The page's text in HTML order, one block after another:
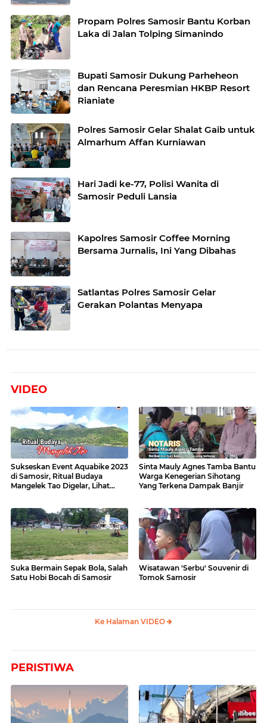
Propam Polres Samosir Bantu Korban
Laka di Jalan Tolping Simanindo
Bupati Samosir Dukung Parheheon
dan Rencana Peresmian HKBP Resort
Rianiate
Polres Samosir Gelar Shalat Gaib untuk
Almarhum Affan Kurniawan
Hari Jadi ke-77, Polisi Wanita di
Samosir Peduli Lansia
Kapolres Samosir Coffee Morning
Bersama Jurnalis, Ini Yang Dibahas
Satlantas Polres Samosir Gelar
Gerakan Polantas Menyapa
VIDEO
Sukseskan Event Aquabike 2023
di Samosir, Ritual Budaya
Mangelek Tao Digelar, Lihat
Sinta Mauly Agnes Tamba Bantu
Warga Kenegerian Sihotang
Yang Terkena Dampak Banjir
Suka Bermain Sepak Bola, Salah
Satu Hobi Bocah di Samosir
Wisatawan 'Serbu' Souvenir di
Tomok Samosir
Ke Halaman VIDEO
PERISTIWA